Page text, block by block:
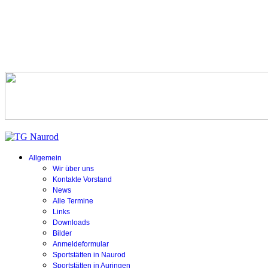
Allgemein
Wir über uns
Kontakte Vorstand
News
Alle Termine
Links
Downloads
Bilder
Anmeldeformular
Sportstätten in Naurod
Sportstätten in Auringen